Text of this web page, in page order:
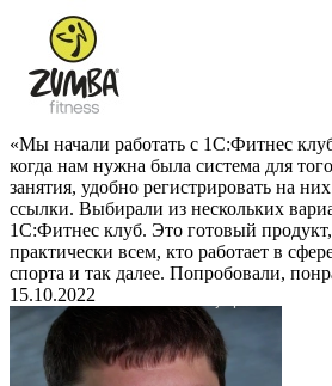
«Мы начали работать с 1С:Фитнес
когда нам нужна была система для
занятия, удобно регистрировать на
ссылки. Выбирали из нескольких
1С:Фитнес клуб. Это готовый
практически всем, кто работает в
спорта и так далее. Попробовали,
15.10.2022